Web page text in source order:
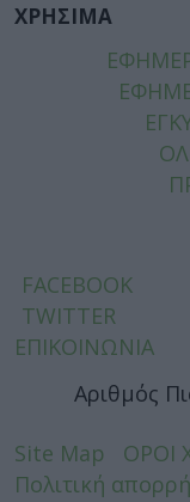
ΧΡΗΣΙΜΑ
FACEBOOK
TWITTER
ΕΠΙΚΟΙΝΩΝΙΑ
Αριθμός
Site Map ΟΡΟΙ
Πολιτική